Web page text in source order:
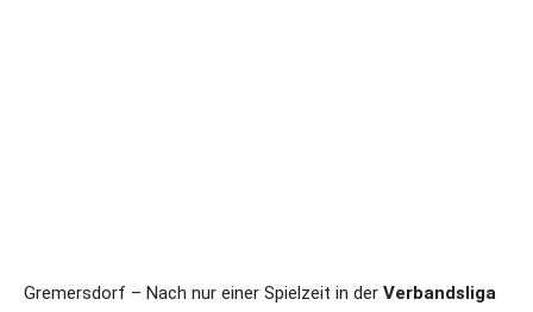
Gremersdorf – Nach nur einer Spielzeit in der Verbandsliga